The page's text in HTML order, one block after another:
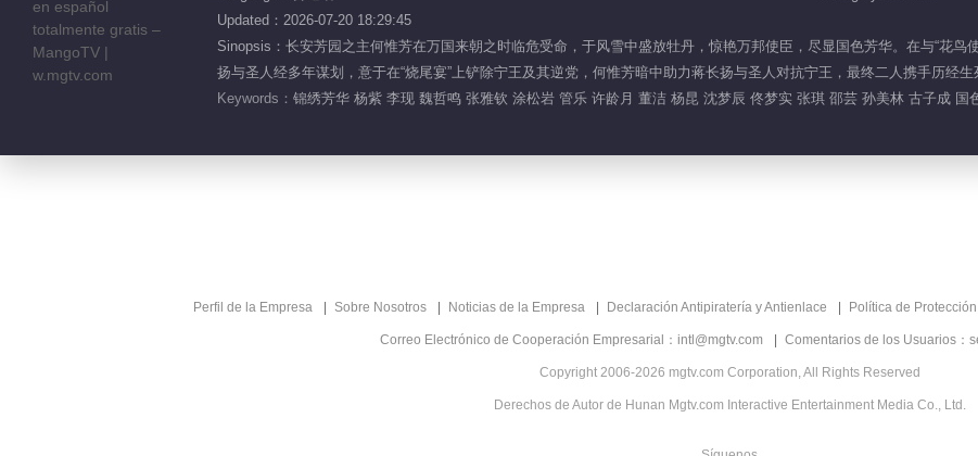
Updated：2026-07-20 18:29:45
Sinopsis：长安芳园之主何惟芳在万国来朝之时临危受命，于风雪中盛放牡丹，惊艳万邦使臣，尽显国色芳华。在与“花
扬与圣人经多年谋划，意于在“烧尾宴”上铲除宁王及其逆党，何惟芳暗中助力蒋长扬与圣人对抗宁王，最终二人携手历经
Keywords： 锦绣芳华 杨紫 李现 魏哲鸣 张雅钦 涂松岩 管乐 许龄月 董洁 杨昆 沈梦辰 佟梦实 张琪 邵芸 孙美林 古子成 国
Perfil de la Empresa Sobre Nosotros Noticias de la Empresa Declaración Antipiratería y Antienlace Política de
Correo Electrónico de Cooperación Empresarial：intl@mgtv.com Comentarios de los Usuarios：
Copyright 2006-2026 mgtv.com Corporation, All Rights Reserved
Derechos de Autor de Hunan Mgtv.com Interactive Entertainment Media Co., Ltd.